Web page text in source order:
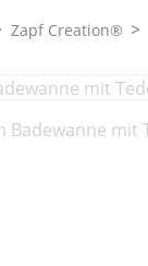
Zapf Creation®